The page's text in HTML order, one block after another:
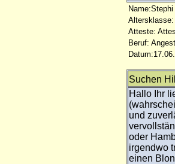
Name:Stephi
Altersklasse:
Atteste:
Beruf:
Suchen
Hallo Ihr
und
oder
irgendwo
einen